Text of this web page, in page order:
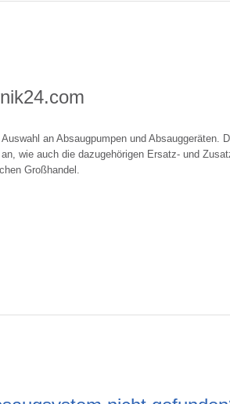
an Absaugpumpen und Absauggeräten.
wie auch die dazugehörigen Ersatz- und
Großhandel.